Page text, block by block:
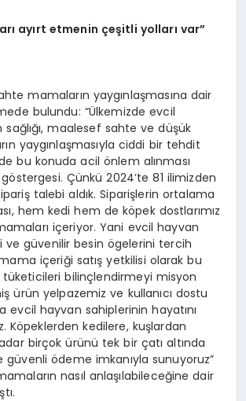
ayırt etmenin çeşitli yolları var”
mamaların yaygınlaşmasına dair
bulundu: “Ülkemizde evcil
sağlığı, maalesef sahte ve düşük
yaygınlaşmasıyla ciddi bir tehdit
bu konuda acil önlem alınması
Çünkü 2024’te 81 ilimizden
talebi aldık. Siparişlerin ortalama
hem kedi hem de köpek dostlarımız
içeriyor. Yani evcil hayvan
ve güvenilir besin ögelerini tercih
içeriği satış yetkilisi olarak bu
bilinçlendirmeyi misyon
ürün yelpazemiz ve kullanıcı dostu
hayvan sahiplerinin hayatını
Köpeklerden kedilere, kuşlardan
birçok ürünü tek bir çatı altında
güvenli ödeme imkanıyla sunuyoruz”
nasıl anlaşılabileceğine dair